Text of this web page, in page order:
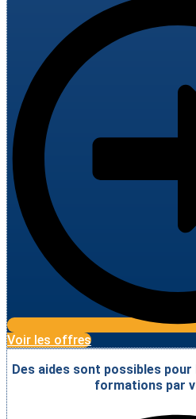
Voir les offres
Des aides sont possibles
formations par